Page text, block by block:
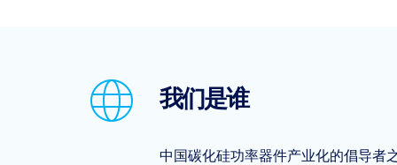
我们是谁
中国碳化硅功率器件产业化的倡导者